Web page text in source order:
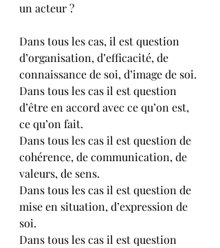
un acteur ?
Dans tous les cas, il est question
d’organisation, d’efficacité, de
connaissance de soi, d’image de soi.
Dans tous les cas il est question
d’être en accord avec ce qu’on est,
ce qu’on fait.
Dans tous les cas il est question de
cohérence, de communication, de
valeurs, de sens.
Dans tous les cas il est question de
mise en situation, d’expression de
soi.
Dans tous les cas il est question